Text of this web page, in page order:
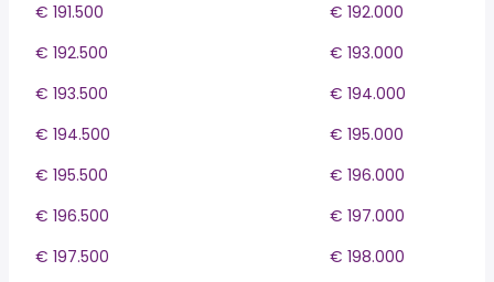
€ 191.500
€ 192.000
€ 192.500
€ 193.000
€ 193.500
€ 194.000
€ 194.500
€ 195.000
€ 195.500
€ 196.000
€ 196.500
€ 197.000
€ 197.500
€ 198.000